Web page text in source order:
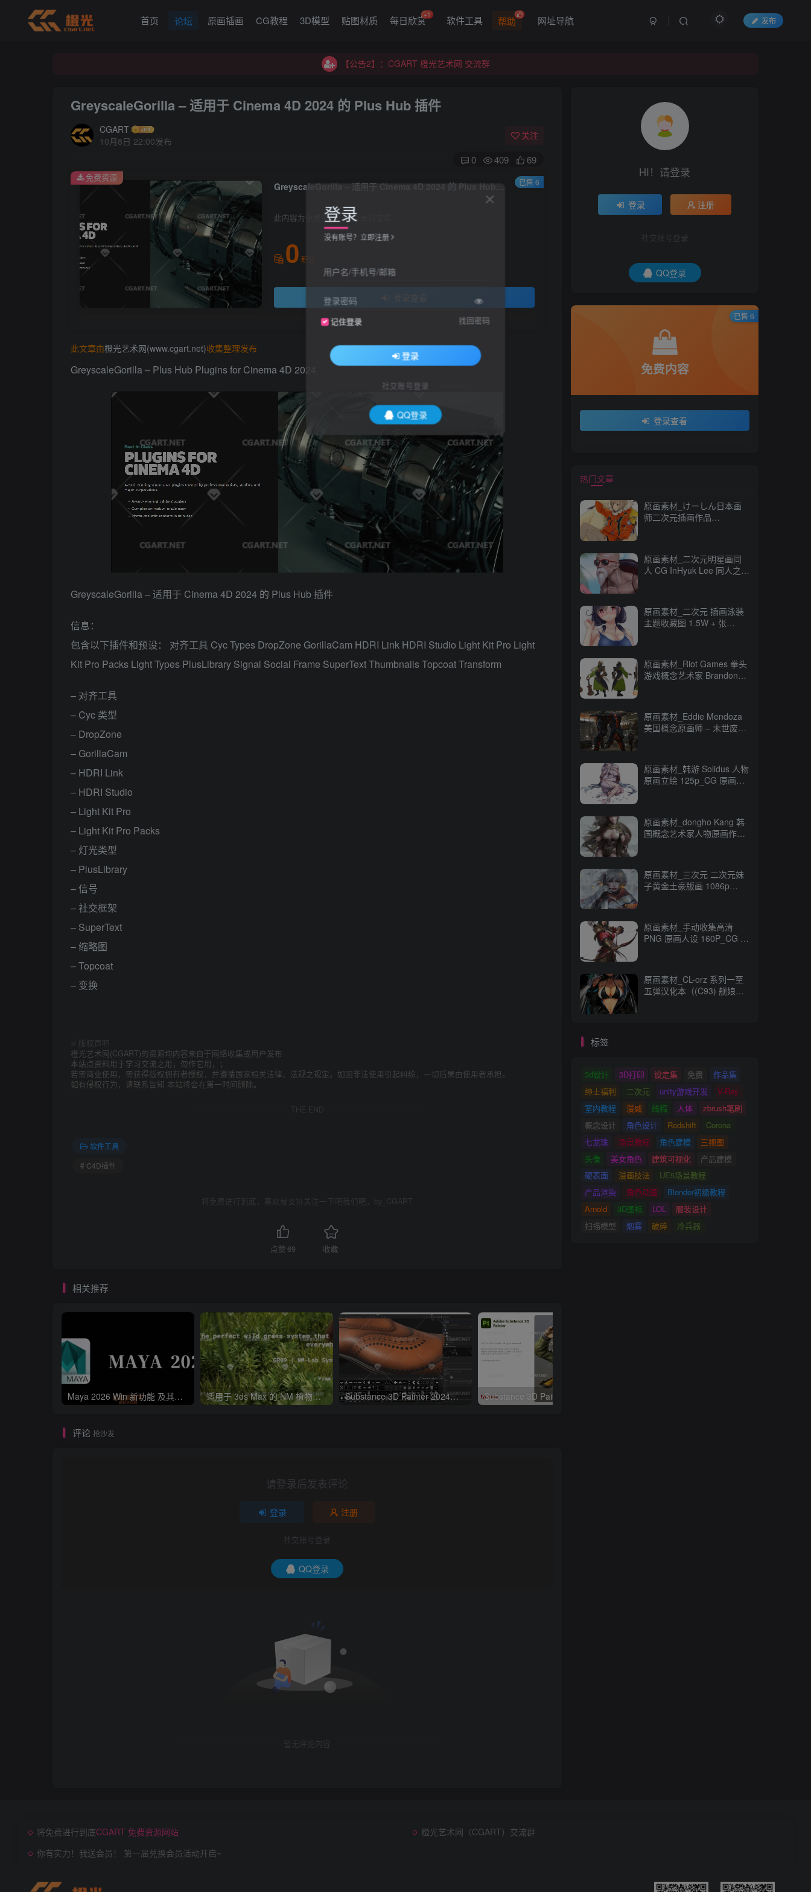
首页 论坛 原画插画 CG教程 3D模型 贴图材质 每日欣赏+1 软件工具 帮助 网址导航 发布
【公告2】：CGART 橙光艺术网 交流群
【公告2】：CGART 橙光艺术网 交流群
GreyscaleGorilla – 适用于 Cinema 4D 2024 的 Plus Hub 插件
CGART
10月8日 22:00发布
关注
0 409 69
GreyscaleGorilla – 适用于 Cinema 4D 2024 的 Plus Hub 插件
此内容为免费资源，请登录后查看
0 积分
免费资源 已售 6
此文章由橙光艺术网(www.cgart.net)收集整理发布
GreyscaleGorilla – Plus Hub Plugins for Cinema 4D 2024
GreyscaleGorilla – 适用于 Cinema 4D 2024 的 Plus Hub 插件
信息：
包含以下插件和预设： 对齐工具 Cyc Types DropZone GorillaCam HDRI Link HDRI Studio Light Kit Pro Light
Kit Pro Packs Light Types PlusLibrary Signal Social Frame SuperText Thumbnails Topcoat Transform
– 对齐工具
– Cyc 类型
– DropZone
– GorillaCam
– HDRI Link
– HDRI Studio
– Light Kit Pro
– Light Kit Pro Packs
– 灯光类型
– PlusLibrary
– 信号
– 社交框架
– SuperText
– 缩略图
– Topcoat
– 变换
版权声明
橙光艺术网(CGART)的资源均内容来自于网络收集或用户发布.
本站点资料用于学习交流之用，勿作它用，；
若需商业使用，需获得版权拥有者授权，并遵循国家相关法律、法规之规定。如因非法使用引起纠纷，一切后果由使用者承担。
如有侵权行为，请联系告知 本站将会在第一时间删除。
THE END
软件工具
# C4D插件
将免费进行到底，喜欢就支持关注一下吧我们吧，by_CGART
点赞 69 收藏
相关推荐
Maya 2026 Win 新功能 及其下载安装包 适用于 3ds Max 的 NM 植物插件系统 Substance 3D Painter 2024版本 新增功能
评论 抢沙发
请登录后发表评论
登录 注册
社交账号登录
QQ登录
暂无评论内容
HI！请登录
登录 注册
社交账号登录
QQ登录
免费内容
登录查看
已售 6
热门文章
原画素材_けーしん日本画
师二次元插画作品
原画素材_二次元明星画同
人 CG InHyuk Lee 同人之神
原画素材_二次元 插画泳装
主题收藏图 1.5W + 张
原画素材_Riot Games 拳头
游戏概念艺术家 Brandon
原画素材_Eddie Mendoza
美国概念原画师 – 末世废土
原画素材_韩游 Solidus 人物
原画立绘 125p_CG 原画资
原画素材_dongho Kang 韩
国概念艺术家人物原画作品
原画素材_三次元 二次元妹
子黄金土豪版画 1086p
原画素材_手动收集高清
PNG 原画人设 160P_CG 原
原画素材_CL-orz 系列一至
五弹汉化本（(C93) 舰娘
标签
3d设计 3D打印 设定集 免费
作品集
绅士福利
二次元 unity游戏开发
V-Ray
室内教程
漫威 线稿 人体
zbrush笔刷
概念设计
角色设计 Redshift
Corona
七龙珠
场景教程 角色建模
三视图
头像
美女角色 建筑可视化
产品建模
硬表面
漫画技法
UE5场景教程
产品渲染
角色动画
Blender初级教程
Arnold
3D图标 LOL
服装设计
扫描模型
烟雾 破碎 冷兵器
将免费进行到底CGART 免费资源网站
橙光艺术网（CGART）交流群
你有实力！我送会员！ 第一届兑换会员活动开启~
登录
没有账号？立即注册
用户名/手机号/邮箱
登录密码
记住登录 找回密码
登录
社交账号登录
QQ登录